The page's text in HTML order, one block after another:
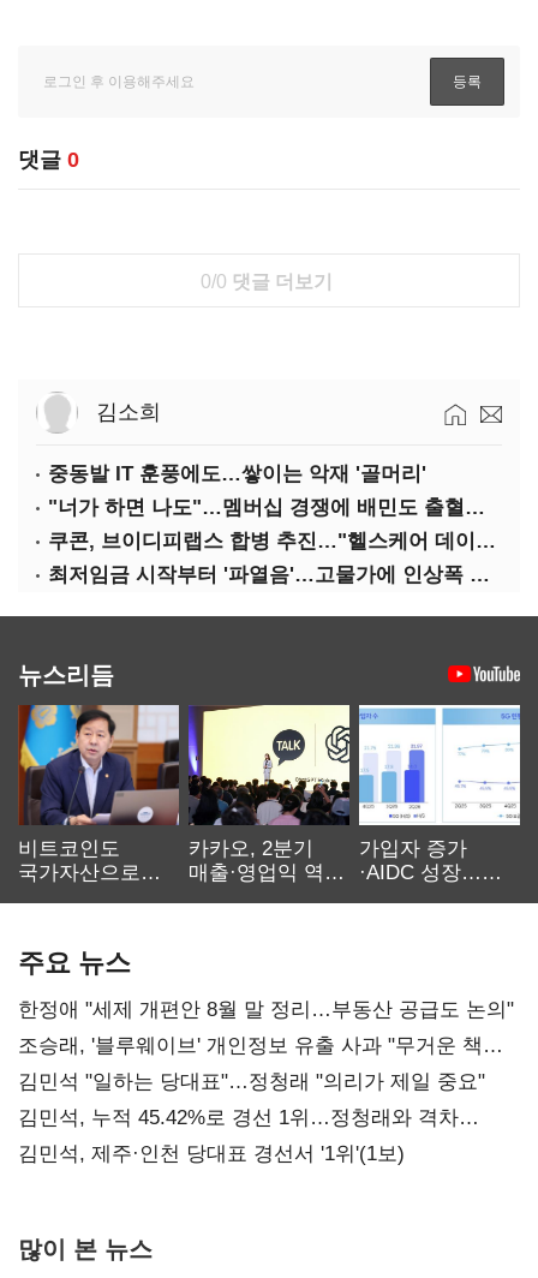
댓글 0
0/0 댓글 더보기
김소희
중동발 IT 훈풍에도…쌓이는 악재 '골머리'
"너가 하면 나도"…멤버십 경쟁에 배민도 출혈경쟁
쿠콘, 브이디피랩스 합병 추진…"헬스케어 데이터 플랫폼 확대"
최저임금 시작부터 '파열음'…고물가에 인상폭 갈등
뉴스리듬
비트코인도
국가자산으로…'
카카오, 2분기
매출·영업익 역대
가입자 증가
·AIDC 성장…
주요 뉴스
한정애 "세제 개편안 8월 말 정리…부동산 공급도 논의"
조승래, '블루웨이브' 개인정보 유출 사과 "무거운 책임
통감"
김민석 "일하는 당대표"…정청래 "의리가 제일 중요"
김민석, 누적 45.42%로 경선 1위…정청래와 격차
0.86%p(2보)
김민석, 제주·인천 당대표 경선서 '1위'(1보)
많이 본 뉴스